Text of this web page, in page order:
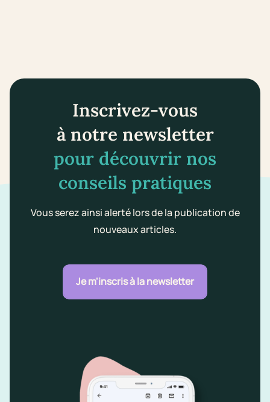
Inscrivez-vous
à notre newsletter
pour découvrir nos
conseils pratiques
Vous serez ainsi alerté lors de la publication de
nouveaux articles.
Je m'inscris à la newsletter